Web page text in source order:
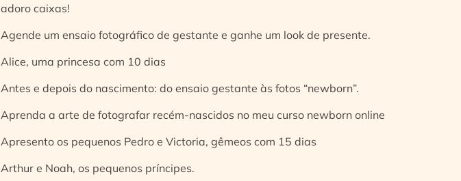
adoro caixas!
Agende um ensaio fotográfico de gestante e ganhe um look de presente.
Alice, uma princesa com 10 dias
Antes e depois do nascimento: do ensaio gestante às fotos “newborn”.
Aprenda a arte de fotografar recém-nascidos no meu curso newborn online
Apresento os pequenos Pedro e Victoria, gêmeos com 15 dias
Arthur e Noah, os pequenos príncipes.